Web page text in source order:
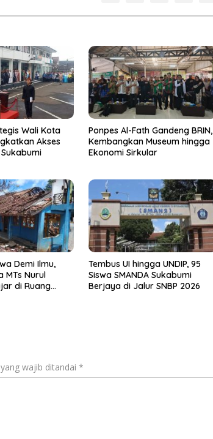
Wali Kota
Akses
Ponpes Al-Fath Gandeng BRIN,
Kembangkan Museum hingga
Ekonomi Sirkular
Demi Ilmu,
MTs Nurul
di Ruang
Tembus UI hingga UNDIP, 95
Siswa SMANDA Sukabumi
Berjaya di Jalur SNBP 2026
yang wajib ditandai *